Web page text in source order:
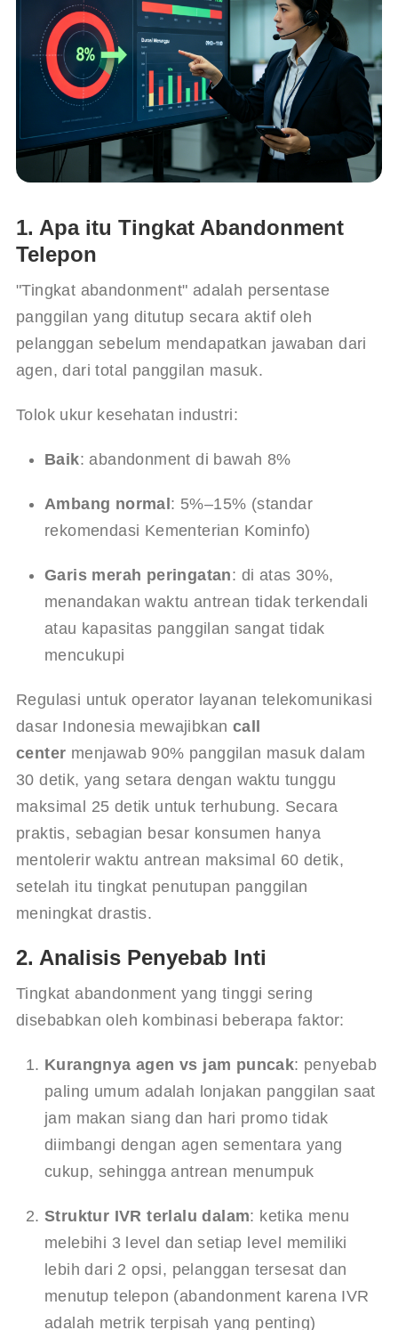
1. Apa itu Tingkat Abandonment
Telepon
"Tingkat abandonment" adalah persentase
panggilan yang ditutup secara aktif oleh
pelanggan sebelum mendapatkan jawaban dari
agen, dari total panggilan masuk.
Tolok ukur kesehatan industri:
Baik: abandonment di bawah 8%
Ambang normal: 5%–15% (standar
rekomendasi Kementerian Kominfo)
Garis merah peringatan: di atas 30%,
menandakan waktu antrean tidak terkendali
atau kapasitas panggilan sangat tidak
mencukupi
Regulasi untuk operator layanan telekomunikasi
dasar Indonesia mewajibkan call
center menjawab 90% panggilan masuk dalam
30 detik, yang setara dengan waktu tunggu
maksimal 25 detik untuk terhubung. Secara
praktis, sebagian besar konsumen hanya
mentolerir waktu antrean maksimal 60 detik,
setelah itu tingkat penutupan panggilan
meningkat drastis.
2. Analisis Penyebab Inti
Tingkat abandonment yang tinggi sering
disebabkan oleh kombinasi beberapa faktor:
Kurangnya agen vs jam puncak: penyebab
paling umum adalah lonjakan panggilan saat
jam makan siang dan hari promo tidak
diimbangi dengan agen sementara yang
cukup, sehingga antrean menumpuk
Struktur IVR terlalu dalam: ketika menu
melebihi 3 level dan setiap level memiliki
lebih dari 2 opsi, pelanggan tersesat dan
menutup telepon (abandonment karena IVR
adalah metrik terpisah yang penting)